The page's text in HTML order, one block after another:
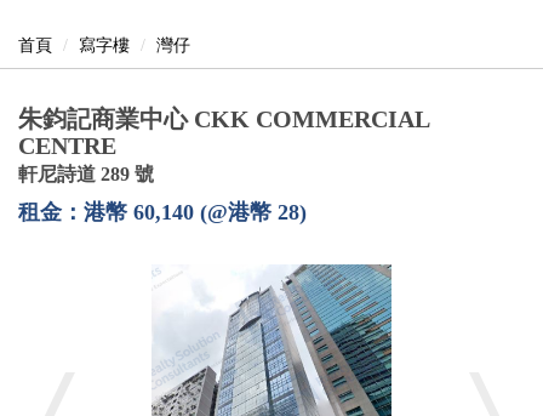
首頁 寫字樓 灣仔
朱鈞記商業中心 CKK COMMERCIAL
CENTRE
軒尼詩道 289 號
租金：港幣 60,140 (@港幣 28)